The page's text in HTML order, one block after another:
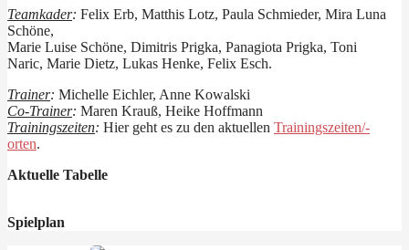
Teamkader: Felix Erb, Matthis Lotz, Paula Schmieder, Mira Luna
Schöne,
Marie Luise Schöne, Dimitris Prigka, Panagiota Prigka, Toni
Naric, Marie Dietz, Lukas Henke, Felix Esch.
Trainer: Michelle Eichler, Anne Kowalski
Co-Trainer: Maren Krauß, Heike Hoffmann
Trainingszeiten: Hier geht es zu den aktuellen Trainingszeiten/-
orten.
Aktuelle Tabelle
Spielplan